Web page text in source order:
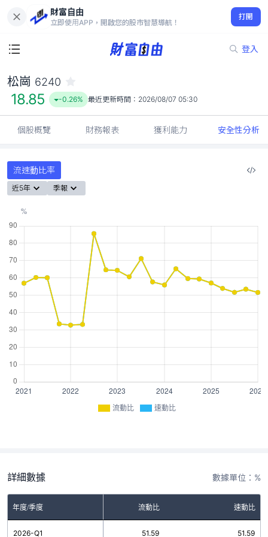
財富自由
立即使用APP，開啟您的股市智慧導航！
打開
登入
18.85
-0.26%
松崗 6240
18.85 -0.26% 最近更新時間： 2026/08/07 05:30
個股概覽 財務報表 獲利能力 安全性分析
流速動比率
近5年 季報
流動比 速動比
詳細數據 數據單位：%
年度/季度 流動比 速動比
2026-Q1 51.59 51.59